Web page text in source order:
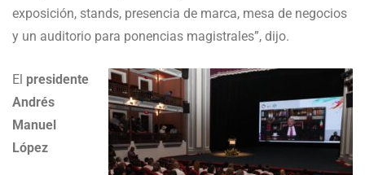
exposición, stands, presencia de marca, mesa de negocios
y un auditorio para ponencias magistrales”, dijo.
El presidente
Andrés
Manuel
López